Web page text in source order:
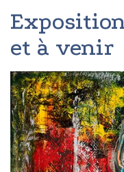
et à venir